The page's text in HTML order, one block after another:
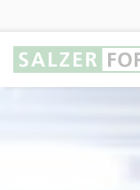
springen